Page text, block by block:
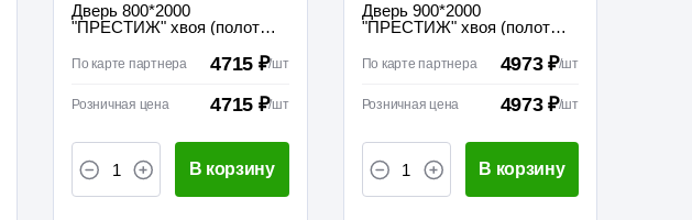
Дверь 800*2000
"ПРЕСТИЖ" хвоя (полотно
глухая
По карте партнера 4715 ₽/шт
Розничная цена 4715 ₽/шт
В корзину
Дверь 900*2000
"ПРЕСТИЖ" хвоя (полотно
глухая
По карте партнера 4973 ₽/шт
Розничная цена 4973 ₽/шт
В корзину